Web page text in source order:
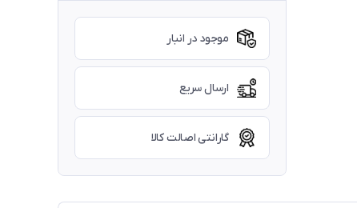
موجود در انبار
ارسال سریع
گارانتی اصالت کالا